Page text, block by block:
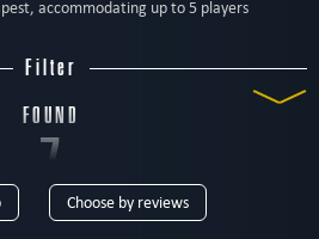
accommodating up to 5 players
Filter
FOUND
7
ROOMSChoose by reviews